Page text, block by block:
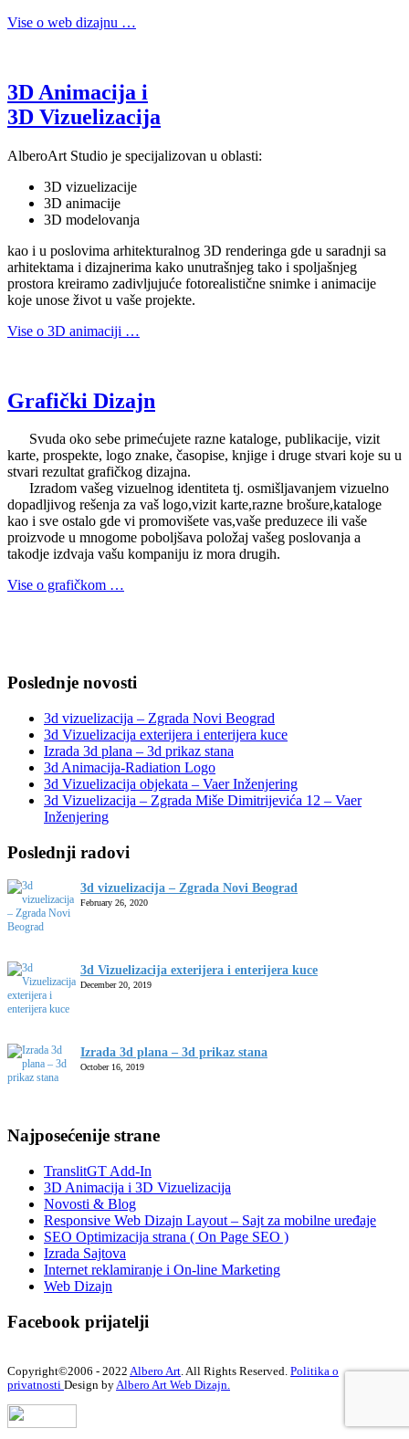
Vise o web dizajnu …
3D Animacija i
3D Vizuelizacija
AlberoArt Studio je specijalizovan u oblasti:
3D vizuelizacije
3D animacije
3D modelovanja
kao i u poslovima arhitekturalnog 3D renderinga gde u saradnji sa
arhitektama i dizajnerima kako unutrašnjeg tako i spoljašnjeg
prostora kreiramo zadivljujuće fotorealistične snimke i animacije
koje unose život u vaše projekte.
Vise o 3D animaciji …
Grafički Dizajn
Svuda oko sebe primećujete razne kataloge, publikacije, vizit
karte, prospekte, logo znake, časopise, knjige i druge stvari koje su u
stvari rezultat grafičkog dizajna.
Izradom vašeg vizuelnog identiteta tj. osmišljavanjem vizuelno
dopadljivog rešenja za vaš logo,vizit karte,razne brošure,kataloge
kao i sve ostalo gde vi promovišete vas,vaše preduzece ili vaše
proizvode u mnogome poboljšava položaj vašeg poslovanja a
takodje izdvaja vašu kompaniju iz mora drugih.
Vise o grafičkom …
Poslednje novosti
3d vizuelizacija – Zgrada Novi Beograd
3d Vizuelizacija exterijera i enterijera kuce
Izrada 3d plana – 3d prikaz stana
3d Animacija-Radiation Logo
3d Vizuelizacija objekata – Vaer Inženjering
3d Vizuelizacija – Zgrada Miše Dimitrijevića 12 – Vaer
Inženjering
Poslednji radovi
3d vizuelizacija – Zgrada Novi Beograd
February 26, 2020
3d Vizuelizacija exterijera i enterijera kuce
December 20, 2019
Izrada 3d plana – 3d prikaz stana
October 16, 2019
Najposećenije strane
TranslitGT Add-In
3D Animacija i 3D Vizuelizacija
Novosti & Blog
Responsive Web Dizajn Layout – Sajt za mobilne uređaje
SEO Optimizacija strana ( On Page SEO )
Izrada Sajtova
Internet reklamiranje i On-line Marketing
Web Dizajn
Facebook prijatelji
Copyright©2006 - 2022 Albero Art. All Rights Reserved. Politika o
privatnosti Design byAlbero Art Web Dizajn.